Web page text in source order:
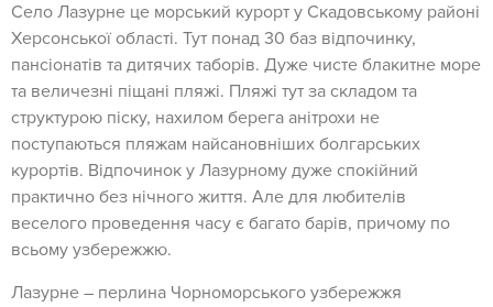
Село Лазурне це морський курорт у Скадовському районі
Херсонської області. Тут понад 30 баз відпочинку,
пансіонатів та дитячих таборів. Дуже чисте блакитне море
та величезні піщані пляжі. Пляжі тут за складом та
структурою піску, нахилом берега анітрохи не
поступаються пляжам найсановніших болгарських
курортів. Відпочинок у Лазурному дуже спокійний
практично без нічного життя. Але для любителів
веселого проведення часу є багато барів, причому по
всьому узбережжю.
Лазурне – перлина Чорноморського узбережжя